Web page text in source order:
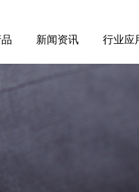
新闻资讯 行业应